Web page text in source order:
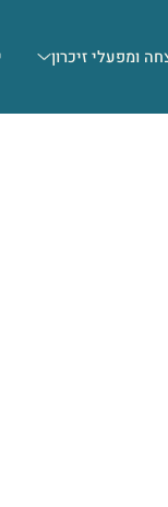
ומפעלי זיכרון